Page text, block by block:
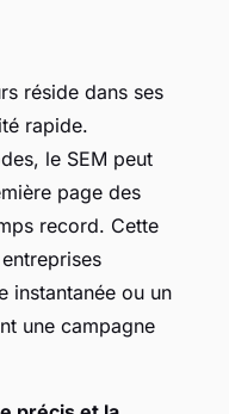
réside dans ses
rapide.
le SEM peut
page des
record. Cette
instantanée ou un
une campagne